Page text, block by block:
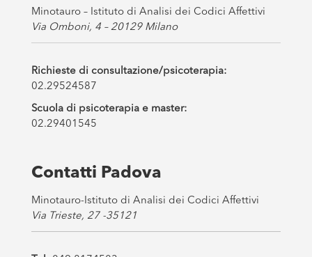
Minotauro – Istituto di Analisi dei Codici Affettivi
Via Omboni, 4 – 20129 Milano
Richieste di consultazione/psicoterapia:
02.29524587
Scuola di psicoterapia e master:
02.29401545
Contatti Padova
Minotauro-Istituto di Analisi dei Codici Affettivi
Via Trieste, 27 -35121